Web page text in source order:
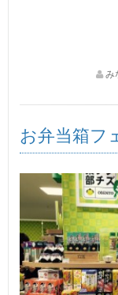
み
お弁当箱フ